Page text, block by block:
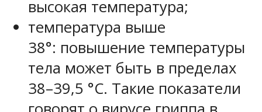
высокая температура;
температура выше
38°: повышение температуры
тела может быть в пределах
38–39,5 °С. Такие показатели